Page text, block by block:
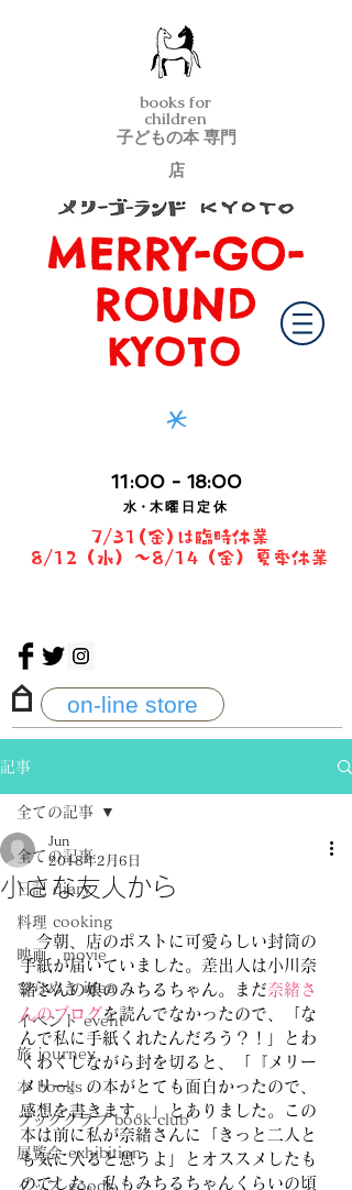
子どもの本 専門
店
books for
children
メリーゴーランド京都
MERRY-GO-
ROUND
KYOTO
*
11 :00 - 18:00
水・ 木曜日定休
7/31(金)は臨時休業
8/12（水）〜8/14（金）夏季休業
on-line store
記事
全ての記事
日記 diary
料理 cooking
映画 movie
ひらめき idea
イベント event
旅 journey
本 books
ブッククラブ book club
展覧会 exhibition
グッズ goods
全ての記事
小さな友人から
Jun
2018年2月6日
今朝、店のポストに可愛らしい封筒の
手紙が届いていました。差出人は小川奈
緒さんの娘のみちるちゃん。まだ奈緒さ
んのブログを読んでなかったので、「な
んで私に手紙くれたんだろう？！」とわ
くわくしながら封を切ると、「『メリー
メリー』の本がとても面白かったので、
感想を書きます。」とありました。この
本は前に私が奈緒さんに「きっと二人と
も気に入ると思うよ」とオススメしたも
のでした。私もみちるちゃんくらいの頃